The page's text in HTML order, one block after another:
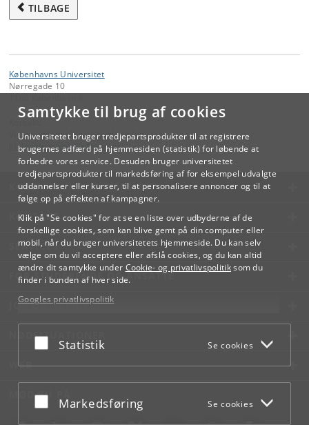
Samtykke til brug af cookies
Universitetet bruger tredjepartsprodukter til at registrere
brugernes adfærd på hjemmesiden (statistik) for løbende at
forbedre vores service. Desuden bruger universitetet
tredjepartsprodukter til markedsføring af for eksempel udvalgte
uddannelser eller kurser, til at personalisere annoncer og til at
følge op på effekten af kampagner.
Klik på "Se cookies" for at se en liste over udbyderne af de
forskellige cookies, som kan blive gemt på din computer eller
mobil, når du bruger universitetets hjemmeside. Du kan selv
vælge om du vil acceptere eller afslå cookies, og du kan altid
ændre dit samtykke under Cookie- og privatlivspolitiksom du
finder i bunden af hver side.
Googles privatlivspolitik
Acceptér eller afslå
Statistik Se cookies
Acceptér eller afslå
Markedsføring Se cookies
TILBAGE
Københavns Universitet
Nørregade 10
Videreuddannelse og Livslang Læring
lifelonglearning@adm.ku.dk
KØBENHAVNS UNIVERSITET
KONTAKT
SERVICES
FOR STUDERENDE OG ANSATTE
JOB OG KARRIERE
NØDSITUATIONER
WEB
MØD KU PÅ